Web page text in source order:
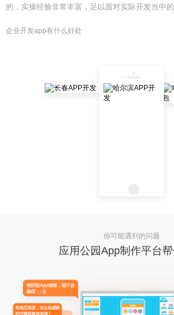
的，实操经验非常丰富，足以面对实际开发当中的
企业开发app有什么好处
你可能遇到的问题
应用公园App制作平台